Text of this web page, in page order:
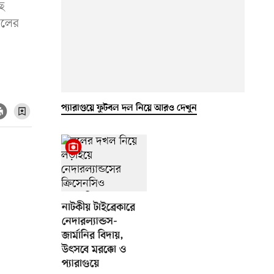
প্যারাগুয়ে ফুটবল দল নিয়ে আরও দেখুন
নাটকীয় টাইব্রেকারে
নেদারল্যান্ডস-
জার্মানির বিদায়,
উৎসবে মরক্কো ও
প্যারাগুয়ে